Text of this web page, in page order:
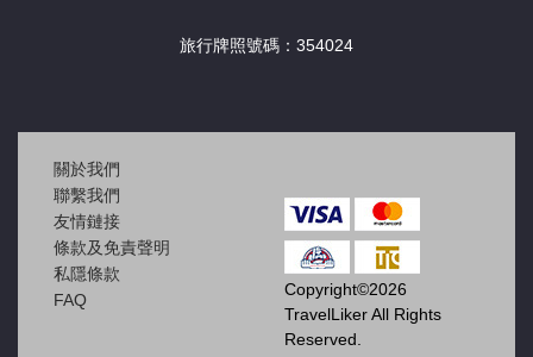
旅行牌照號碼：354024
關於我們
聯繫我們
友情鏈接
條款及免責聲明
私隱條款
FAQ
Copyright©2026
TravelLiker All Rights
Reserved.